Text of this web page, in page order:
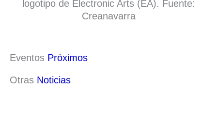
logotipo de Electronic Arts (EA). Fuente:
Creanavarra
Eventos Próximos
Otras Noticias